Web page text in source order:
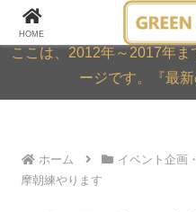
GREEN
ここは、2012年～2017年
ージです。『最
ホーム イベント企画
摩朝練やります
HOME